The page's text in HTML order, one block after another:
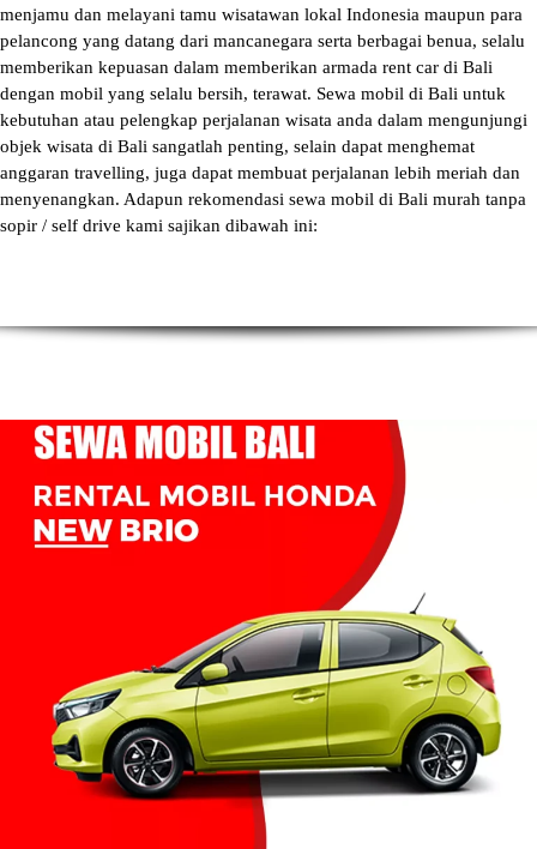
menjamu dan melayani tamu wisatawan lokal Indonesia maupun para
pelancong yang datang dari mancanegara serta berbagai benua, selalu
memberikan kepuasan dalam memberikan armada rent car di Bali
dengan mobil yang selalu bersih, terawat. Sewa mobil di Bali untuk
kebutuhan atau pelengkap perjalanan wisata anda dalam mengunjungi
objek wisata di Bali sangatlah penting, selain dapat menghemat
anggaran travelling, juga dapat membuat perjalanan lebih meriah dan
menyenangkan. Adapun rekomendasi sewa mobil di Bali murah tanpa
sopir / self drive kami sajikan dibawah ini: